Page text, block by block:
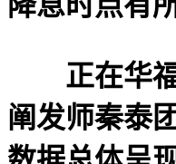
正在华福
阐发师秦泰